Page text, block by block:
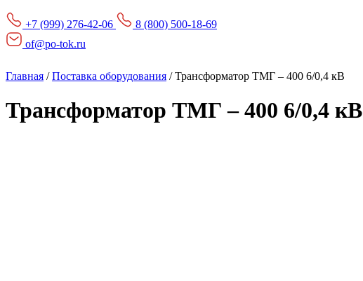
+7 (999) 276-42-06
8 (800) 500-18-69
of@po-tok.ru
Главная /Поставка оборудования /Трансформатор ТМГ – 400 6/0,4 кВ
Трансформатор ТМГ – 400 6/0,4 кВ